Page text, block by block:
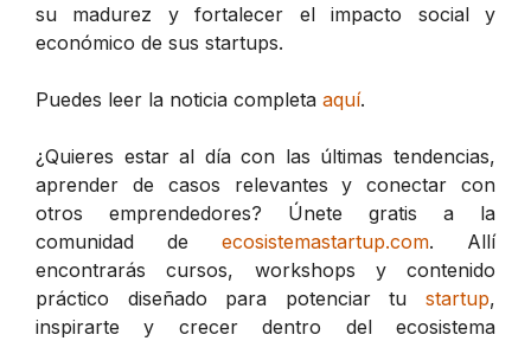
su madurez y fortalecer el impacto social y
económico de sus startups.
Puedes leer la noticia completa aquí.
¿Quieres estar al día con las últimas tendencias,
aprender de casos relevantes y conectar con
otros emprendedores? Únete gratis a la
comunidad de ecosistemastartup.com. Allí
encontrarás cursos, workshops y contenido
práctico diseñado para potenciar tu startup,
inspirarte y crecer dentro del ecosistema